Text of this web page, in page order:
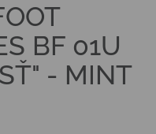
BF 01U
- MINT